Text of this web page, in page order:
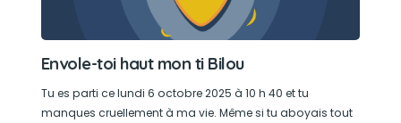
Envole-toi haut mon ti Bilou
Tu es parti ce lundi 6 octobre 2025 à 10 h 40 et tu
manques cruellement à ma vie. Même si tu aboyais tout